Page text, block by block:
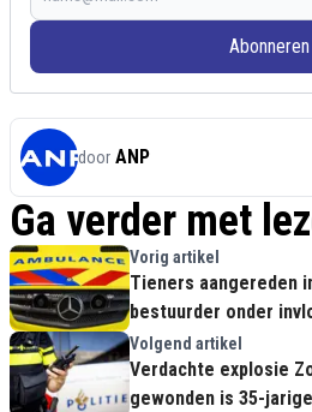
Abonneren
door ANP
Ga verder met
Vorig artikel
Tieners aangereden
bestuurder onder
Volgend artikel
Verdachte explosie
gewonden is 35-